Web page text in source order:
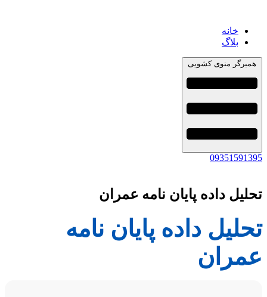
خانه
بلاگ
همبرگر منوی کشویی
09351591395
تحلیل داده پایان نامه عمران
تحلیل داده پایان نامه
عمران